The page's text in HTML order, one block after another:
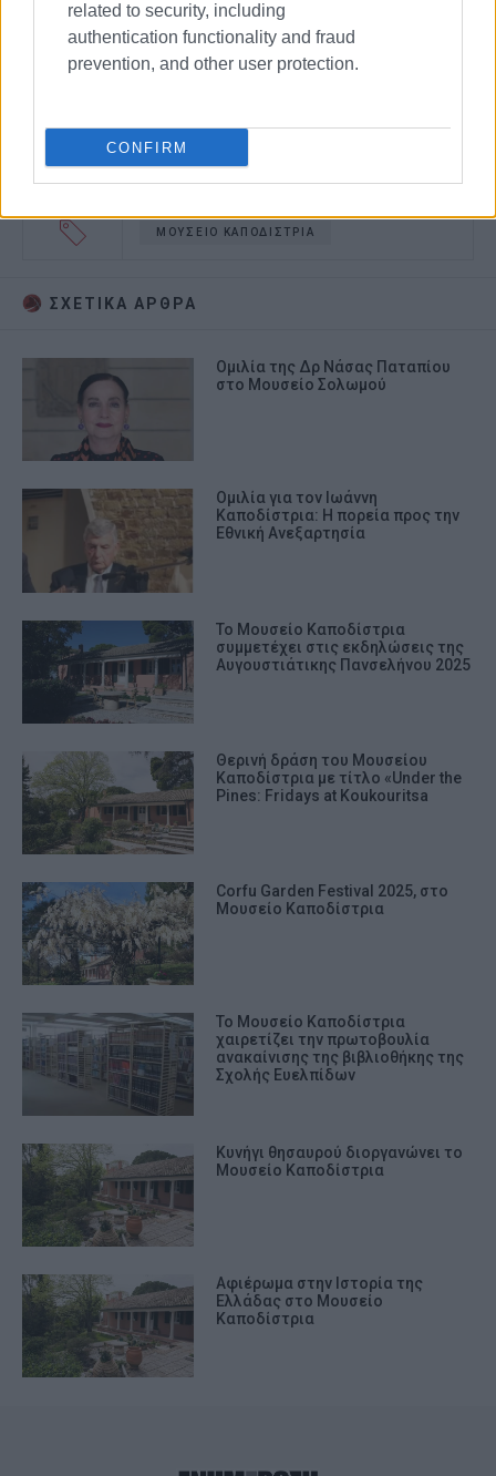
related to security, including
authentication functionality and fraud
prevention, and other user protection.
CONFIRM
ΜΟΥΣΕΙΟ ΚΑΠΟΔΙΣΤΡΙΑ
ΣΧΕΤΙΚA AΡΘΡΑ
Ομιλία της Δρ Νάσας Παταπίου
στο Μουσείο Σολωμού
Ομιλία για τον Ιωάννη
Καποδίστρια: Η πορεία προς την
Εθνική Ανεξαρτησία
Το Μουσείο Καποδίστρια
συμμετέχει στις εκδηλώσεις της
Αυγουστιάτικης Πανσελήνου 2025
Θερινή δράση του Μουσείου
Καποδίστρια με τίτλο «Under the
Pines: Fridays at Koukouritsa
Corfu Garden Festival 2025, στο
Μουσείο Καποδίστρια
Το Μουσείο Καποδίστρια
χαιρετίζει την πρωτοβουλία
ανακαίνισης της βιβλιοθήκης της
Σχολής Ευελπίδων
Κυνήγι θησαυρού διοργανώνει το
Μουσείο Καποδίστρια
Αφιέρωμα στην Ιστορία της
Ελλάδας στο Μουσείο
Καποδίστρια